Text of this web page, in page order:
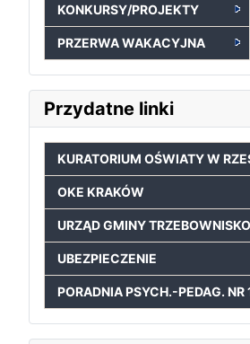
KONKURSY/PROJEKTY
PRZERWA WAKACYJNA
Przydatne linki
KURATORIUM OŚWIATY W
OKE KRAKÓW
URZĄD GMINY TRZEBOWNISKO
UBEZPIECZENIE
PORADNIA PSYCH.-PEDAG. NR